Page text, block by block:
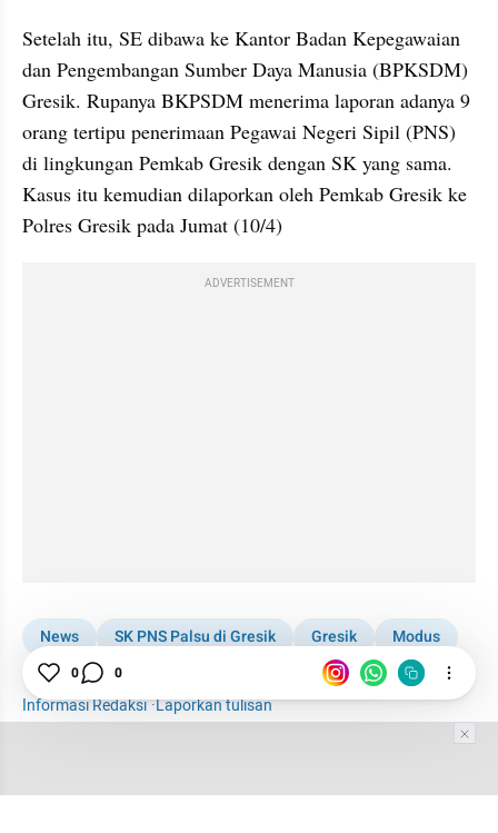
Setelah itu, SE dibawa ke Kantor Badan Kepegawaian
dan Pengembangan Sumber Daya Manusia (BPKSDM)
Gresik. Rupanya BKPSDM menerima laporan adanya 9
orang tertipu penerimaan Pegawai Negeri Sipil (PNS)
di lingkungan Pemkab Gresik dengan SK yang sama.
Kasus itu kemudian dilaporkan oleh Pemkab Gresik ke
Polres Gresik pada Jumat (10/4)
ADVERTISEMENT
News SK PNS Palsu di Gresik Gresik
Modus
Polisi
Informasi Redaksi·Laporkan tulisan
0 0